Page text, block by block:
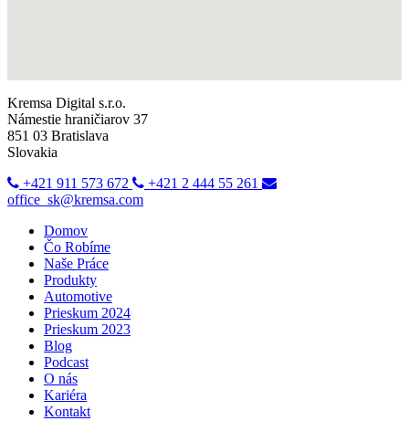
Kremsa Digital s.r.o.
Námestie hraničiarov 37
851 03 Bratislava
Slovakia
+421 911 573 672
+421 2 444 55 261
office_sk@kremsa.com
Domov
Čo Robíme
Naše Práce
Produkty
Automotive
Prieskum 2024
Prieskum 2023
Blog
Podcast
O nás
Kariéra
Kontakt